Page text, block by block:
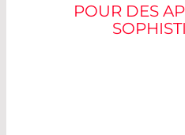
POUR DES